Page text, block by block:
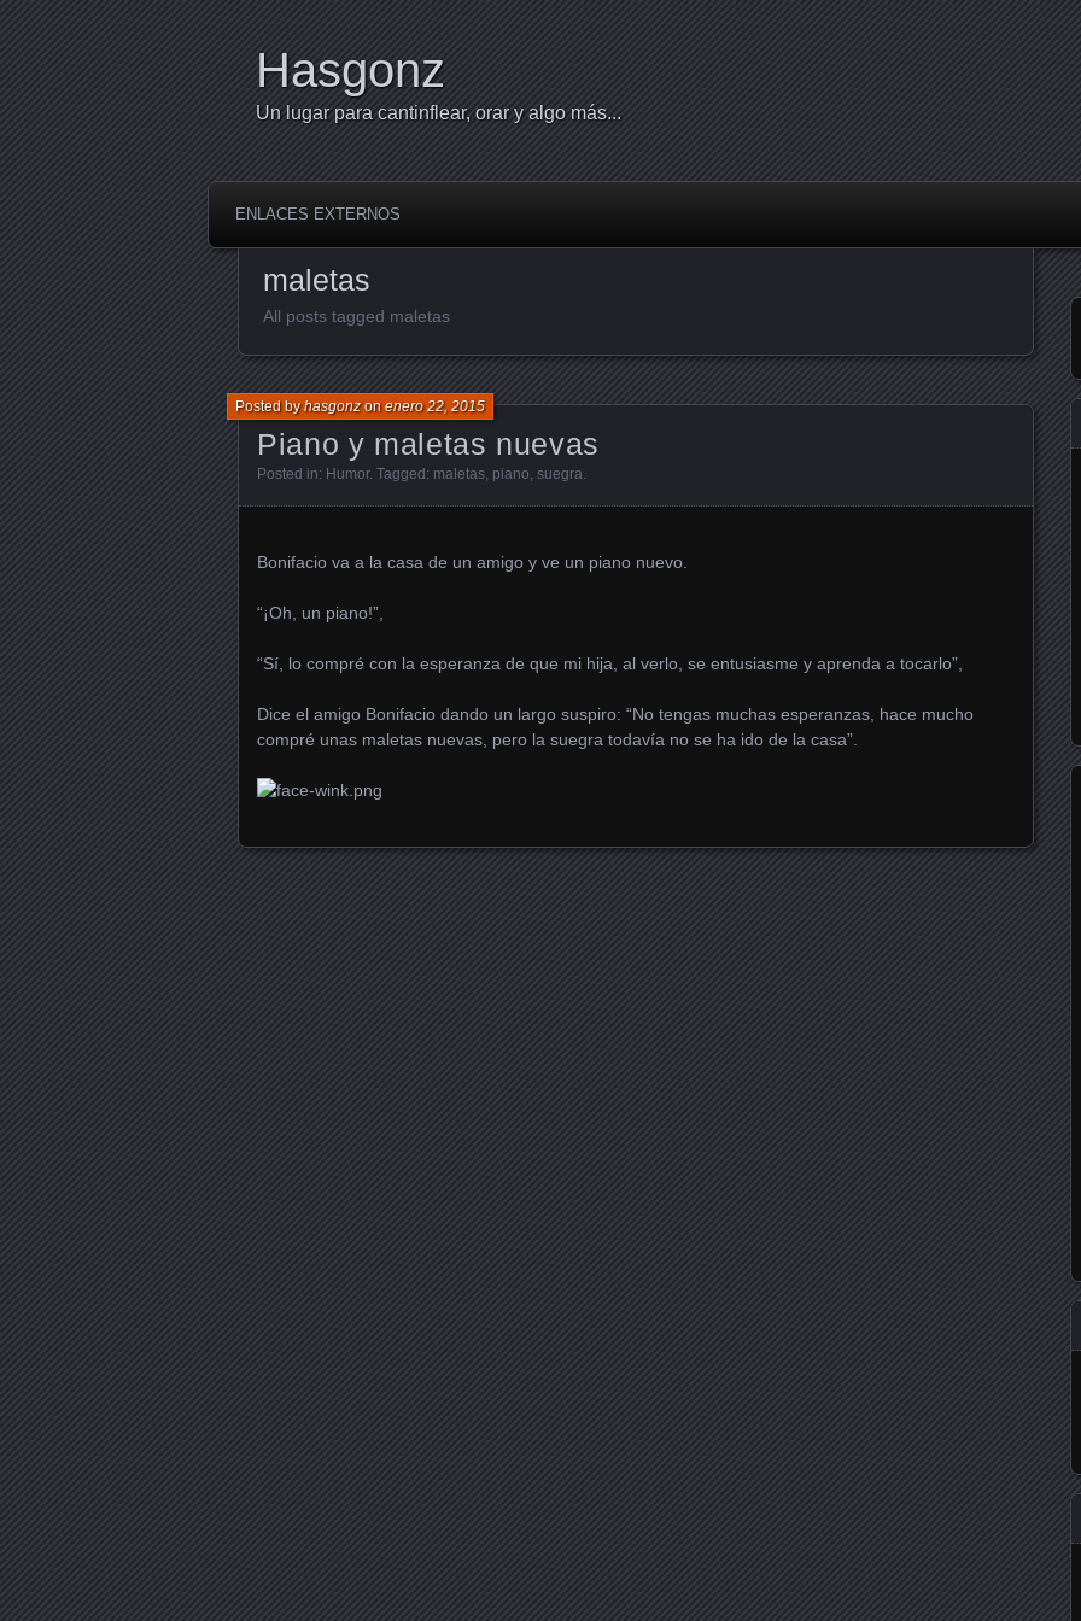
Hasgonz
Un lugar para cantinflear, orar y algo más...
ENLACES EXTERNOS
maletas
All posts tagged maletas
Piano y maletas nuevas
Posted byhasgonzonenero 22, 2015
Posted in: Humor. Tagged: maletas piano suegra
Bonifacio va a la casa de un amigo y ve un piano nuevo.
“¡Oh, un piano!”,
“Sí, lo compré con la esperanza de que mi hija, al verlo, se entusiasme y aprenda a tocarlo”,
Dice el amigo Bonifacio dando un largo suspiro: “No tengas muchas esperanzas, hace mucho
compré unas maletas nuevas, pero la suegra todavía no se ha ido de la casa”.